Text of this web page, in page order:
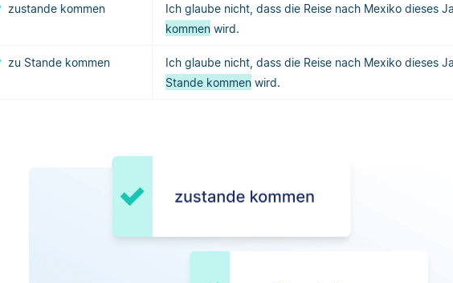
zustande kommen Ich glaube nicht, dass die Reise nach Mexiko dieses
kommen wird.
zu Stande kommen Ich glaube nicht, dass die Reise nach Mexiko dieses
Stande kommen wird.